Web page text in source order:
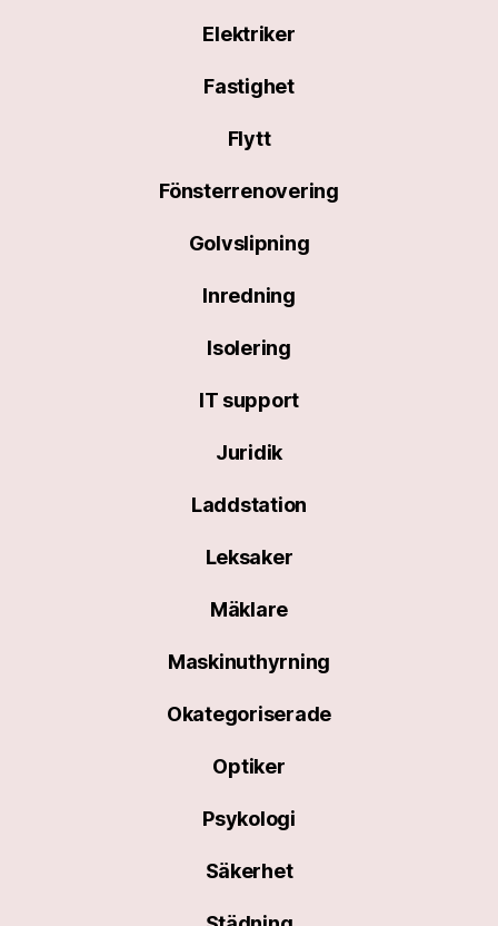
Elektriker
Fastighet
Flytt
Fönsterrenovering
Golvslipning
Inredning
Isolering
IT support
Juridik
Laddstation
Leksaker
Mäklare
Maskinuthyrning
Okategoriserade
Optiker
Psykologi
Säkerhet